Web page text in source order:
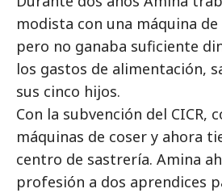
modista con una máquina
pero no ganaba suficiente
los gastos de alimentación,
sus cinco hijos.
Con la subvención del CICR,
máquinas de coser y ahora
centro de sastrería. Amina
profesión a dos aprendices